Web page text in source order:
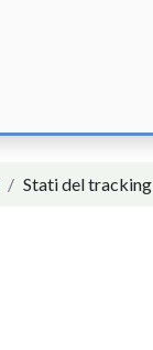
Stati del tracking